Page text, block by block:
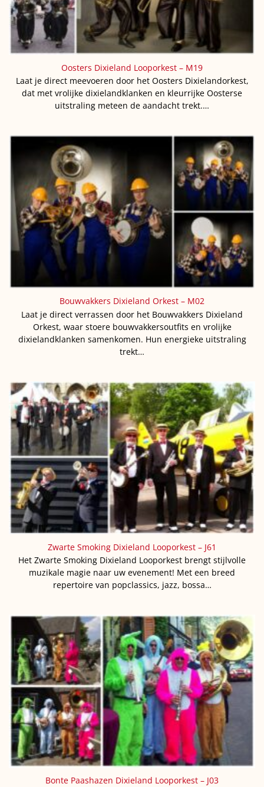
Oosters Dixieland Looporkest – M19
Laat je direct meevoeren door het Oosters Dixielandorkest,
dat met vrolijke dixielandklanken en kleurrijke Oosterse
uitstraling meteen de aandacht trekt.…
Bouwvakkers Dixieland Orkest – M02
Laat je direct verrassen door het Bouwvakkers Dixieland
Orkest, waar stoere bouwvakkersoutfits en vrolijke
dixielandklanken samenkomen. Hun energieke uitstraling
trekt…
Zwarte Smoking Dixieland Looporkest – J61
Het Zwarte Smoking Dixieland Looporkest brengt stijlvolle
muzikale magie naar uw evenement! Met een breed
repertoire van popclassics, jazz, bossa…
Bonte Paashazen Dixieland Looporkest – J03